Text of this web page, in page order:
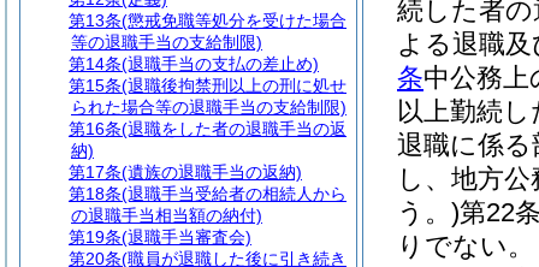
続した者
よる退職
条中公務
以上勤続
退職に係
し、地方公
う。)第22
りでない。
第13条(懲戒免職等処分を受けた場合
等の退職手当の支給制限)
第14条(退職手当の支払の差止め)
第15条(退職後拘禁刑以上の刑に処せ
られた場合等の退職手当の支給制限)
第16条(退職をした者の退職手当の返
納)
第17条(遺族の退職手当の返納)
第18条(退職手当受給者の相続人から
の退職手当相当額の納付)
第19条(退職手当審査会)
第20条(職員が退職した後に引き続き